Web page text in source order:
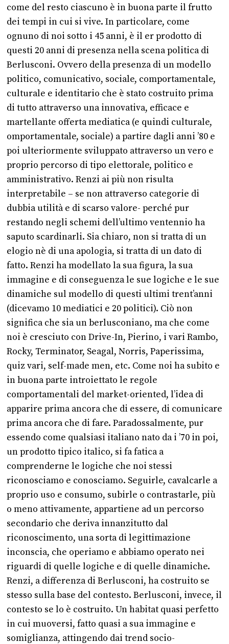
come del resto ciascuno è in buona parte il frutto
dei tempi in cui si vive. In particolare, come
ognuno di noi sotto i 45 anni, è il er prodotto di
questi 20 anni di presenza nella scena politica di
Berlusconi. Ovvero della presenza di un modello
politico, comunicativo, sociale, comportamentale,
culturale e identitario che è stato costruito prima
di tutto attraverso una innovativa, efficace e
martellante offerta mediatica (e quindi culturale,
omportamentale, sociale) a partire dagli anni ’80 e
poi ulteriormente sviluppato attraverso un vero e
proprio percorso di tipo elettorale, politico e
amministrativo. Renzi ai più non risulta
interpretabile – se non attraverso categorie di
dubbia utilità e di scarso valore- perché pur
restando negli schemi dell’ultimo ventennio ha
saputo scardinarli. Sia chiaro, non si tratta di un
elogio nè di una apologia, si tratta di un dato di
fatto. Renzi ha modellato la sua figura, la sua
immagine e di conseguenza le sue logiche e le sue
dinamiche sul modello di questi ultimi trent’anni
(dicevamo 10 mediatici e 20 politici). Ciò non
significa che sia un berlusconiano, ma che come
noi è cresciuto con Drive-In, Pierino, i vari Rambo,
Rocky, Terminator, Seagal, Norris, Paperissima,
quiz vari, self-made men, etc. Come noi ha subito e
in buona parte introiettato le regole
comportamentali del market-oriented, l’idea di
apparire prima ancora che di essere, di comunicare
prima ancora che di fare. Paradossalmente, pur
essendo come qualsiasi italiano nato da i ’70 in poi,
un prodotto tipico italico, si fa fatica a
comprenderne le logiche che noi stessi
riconosciamo e conosciamo. Seguirle, cavalcarle a
proprio uso e consumo, subirle o contrastarle, più
o meno attivamente, appartiene ad un percorso
secondario che deriva innanzitutto dal
riconoscimento, una sorta di legittimazione
inconscia, che operiamo e abbiamo operato nei
riguardi di quelle logiche e di quelle dinamiche.
Renzi, a differenza di Berlusconi, ha costruito se
stesso sulla base del contesto. Berlusconi, invece, il
contesto se lo è costruito. Un habitat quasi perfetto
in cui muoversi, fatto quasi a sua immagine e
somiglianza, attingendo dai trend socio-